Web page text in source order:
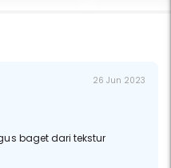
26 Jun 2023
baget dari tekstur